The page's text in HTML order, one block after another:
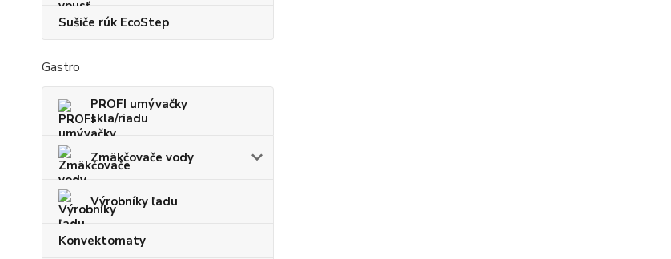
Sušiče rúk EcoStep
Gastro
PROFI umývačky
skla/riadu
Zmäkčovače vody
Výrobníky ľadu
Konvektomaty